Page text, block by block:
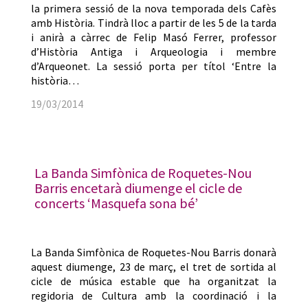
la primera sessió de la nova temporada dels Cafès
amb Història. Tindrà lloc a partir de les 5 de la tarda
i anirà a càrrec de Felip Masó Ferrer, professor
d’Història Antiga i Arqueologia i membre
d’Arqueonet. La sessió porta per títol ‘Entre la
història…
19/03/2014
La Banda Simfònica de Roquetes-Nou
Barris encetarà diumenge el cicle de
concerts ‘Masquefa sona bé’
La Banda Simfònica de Roquetes-Nou Barris donarà
aquest diumenge, 23 de març, el tret de sortida al
cicle de música estable que ha organitzat la
regidoria de Cultura amb la coordinació i la